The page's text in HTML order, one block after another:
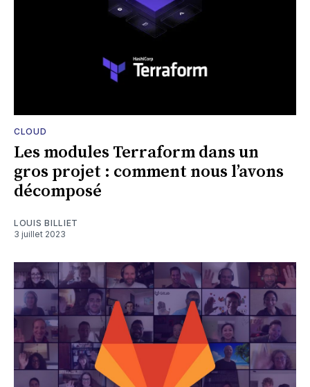
CLOUD
Les modules Terraform dans un
gros projet : comment nous l’avons
décomposé
LOUIS BILLIET
3 juillet 2023